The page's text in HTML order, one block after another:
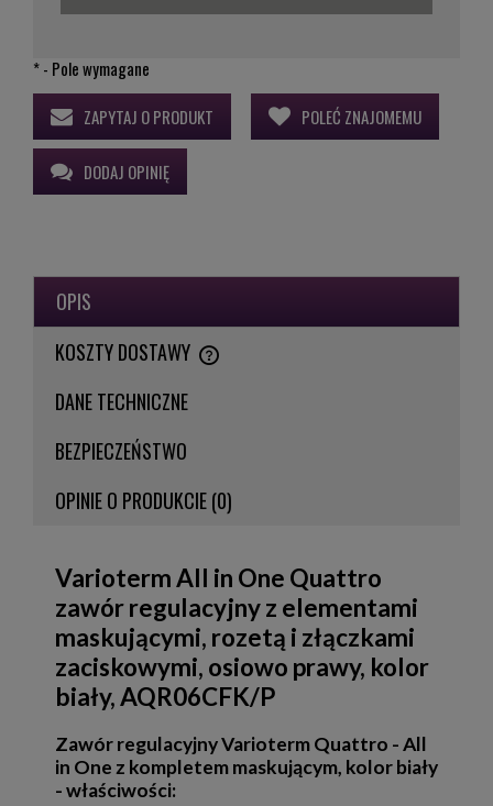
*- Pole wymagane
ZAPYTAJ O PRODUKT
POLEĆ ZNAJOMEMU
DODAJ OPINIĘ
OPIS
KOSZTY DOSTAWY
CENA NIE ZAWIERA EWENTUALNYCH KOSZTÓW PŁATNOŚCI
DANE TECHNICZNE
BEZPIECZEŃSTWO
OPINIE O PRODUKCIE (0)
Varioterm All in One Quattro
zawór regulacyjny z elementami
maskującymi, rozetą i złączkami
zaciskowymi, osiowo prawy, kolor
biały, AQR06CFK/P
Zawór regulacyjny Varioterm Quattro - All
in One z kompletem maskującym, kolor biały
- właściwości: